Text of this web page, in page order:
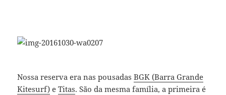
Nossa reserva era nas pousadasBGK (Barra Grande
Kitesurf) eTitas. São da mesma família, a primeira é